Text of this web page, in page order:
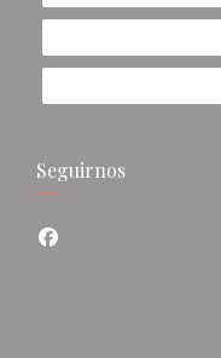
Seguirnos
Facebook ((abre